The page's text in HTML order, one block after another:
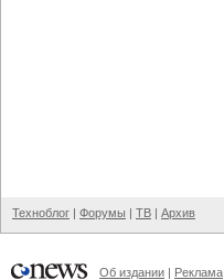
Техноблог | Форумы | ТВ | Архив
Об издании | Реклама